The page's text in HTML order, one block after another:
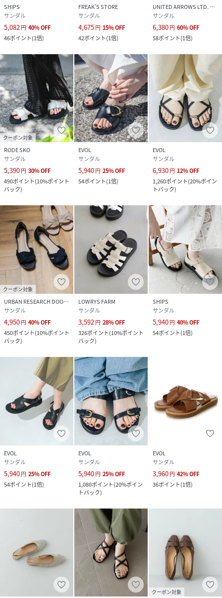
SHIPS
サンダル
5,082 円 40%OFF
46ポイント(1倍)
FREAK’S STORE
サンダル
4,675円 15%OFF
42ポイント(1倍)
UNITED ARROWS LTD. OUTLET
サンダル
6,380円 60%OFF
58ポイント(1倍)
クーポン対象
RODE SKO
サンダル
5,390円 30%OFF
490ポイント(10%ポイント
バック)
EVOL
サンダル
5,940円 25%OFF
54ポイント(1倍)
EVOL
サンダル
6,930円 12%OFF
1,260ポイント(20%ポイン
トバック)
クーポン対象
URBAN RESEARCH DOORS
サンダル
4,950円 40%OFF
450ポイント(10%ポイント
バック)
LOWRYS FARM
サンダル
3,592円 28%OFF
326ポイント(10%ポイント
バック)
SHIPS
サンダル
5,940円 40%OFF
54ポイント(1倍)
EVOL
サンダル
5,940円 25%OFF
54ポイント(1倍)
EVOL
サンダル
5,940円 25%OFF
1,080ポイント(20%ポイン
トバック)
EVOL
サンダル
3,960円 42%OFF
36ポイント(1倍)
クーポン対象